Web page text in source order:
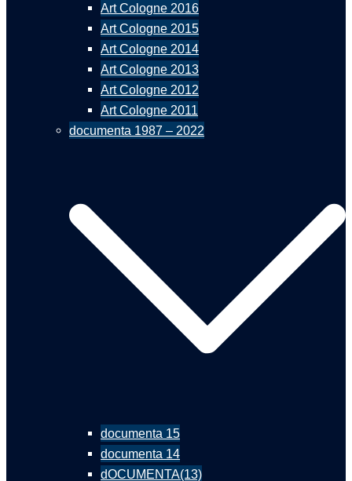
Art Cologne 2016
Art Cologne 2015
Art Cologne 2014
Art Cologne 2013
Art Cologne 2012
Art Cologne 2011
documenta 1987 – 2022
documenta 15
documenta 14
dOCUMENTA(13)